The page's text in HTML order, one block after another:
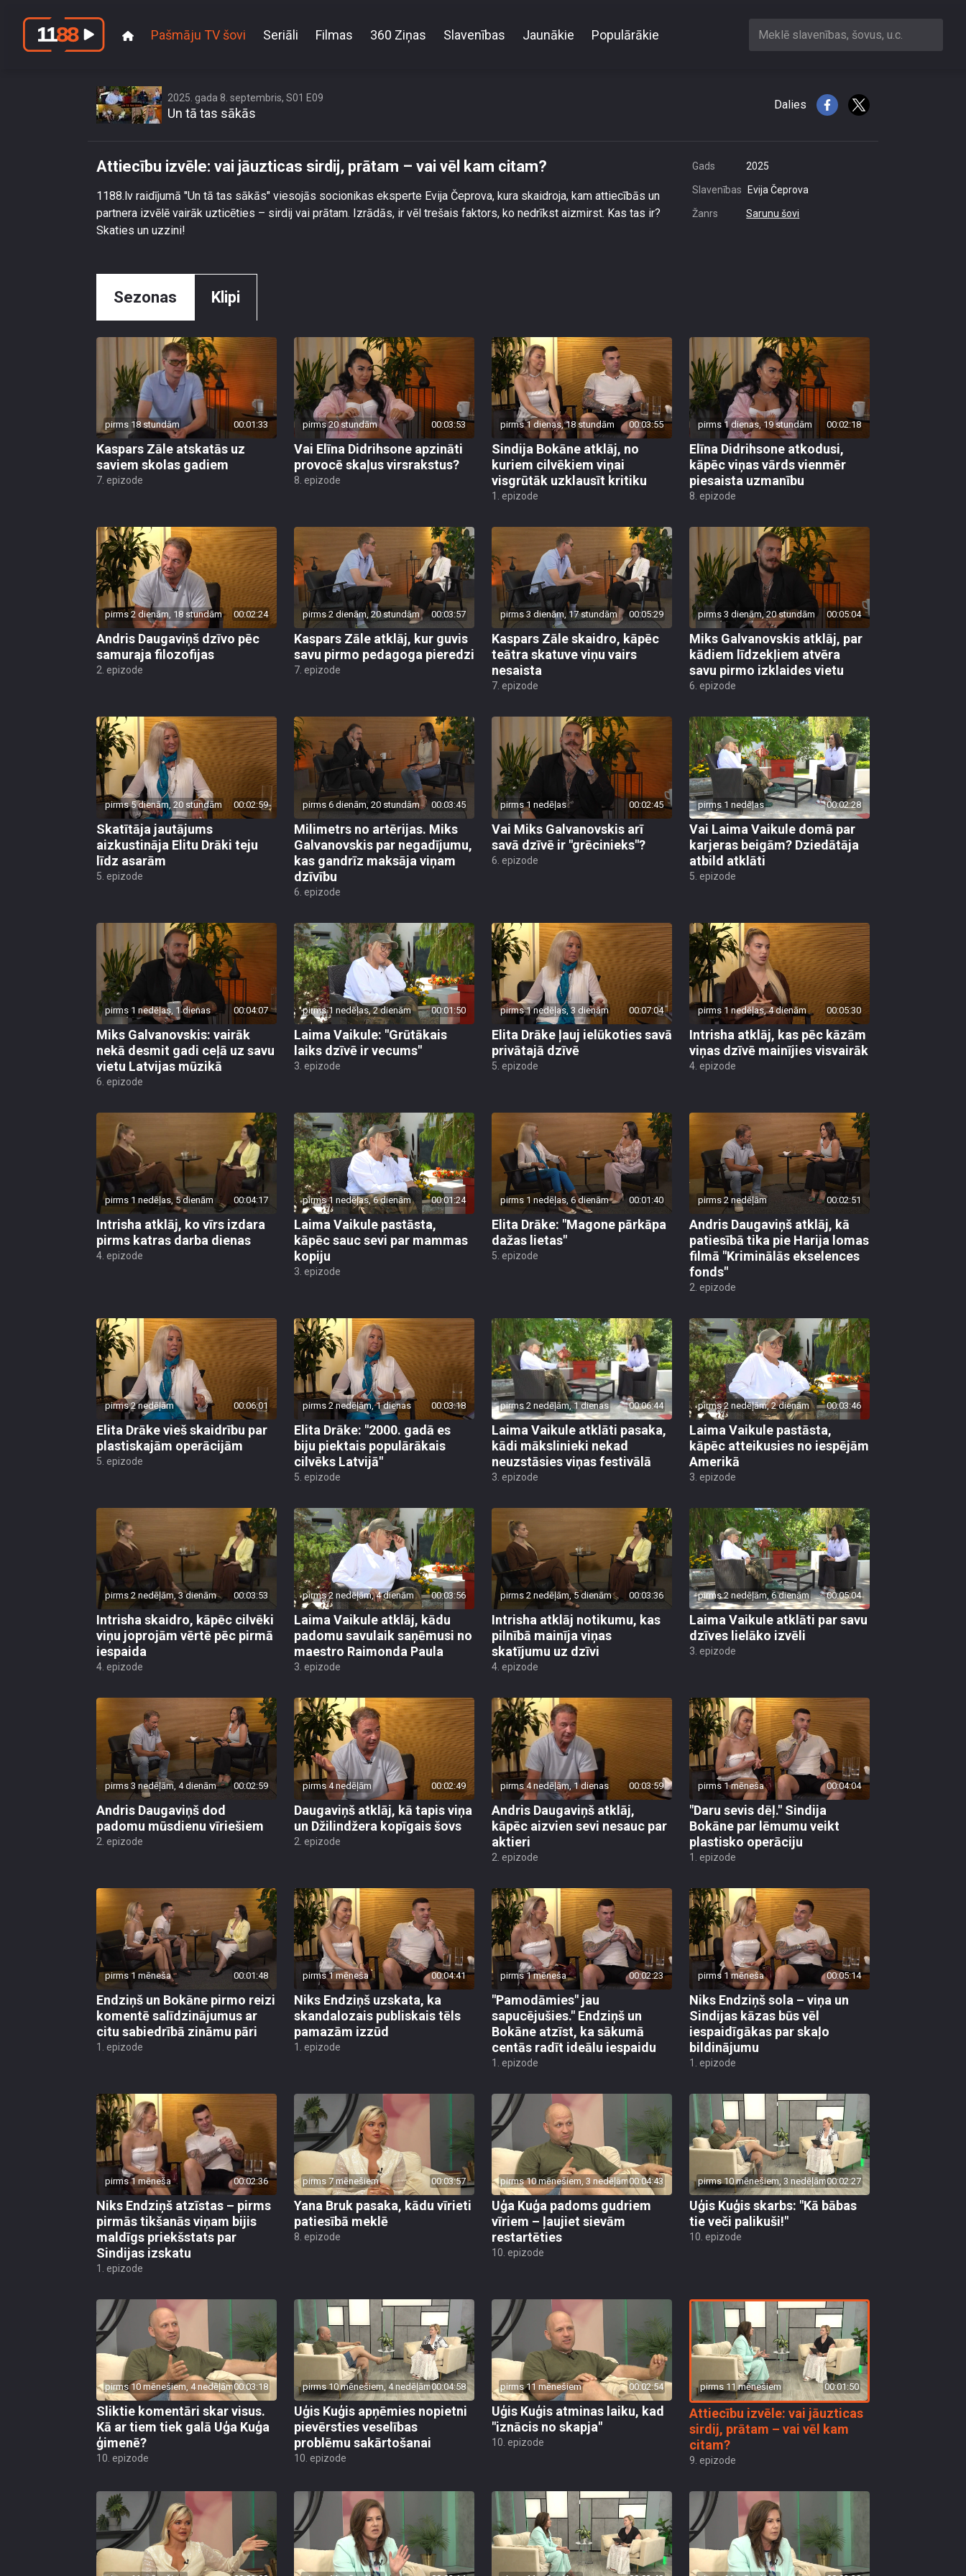
Pašmāju TV šovi Seriāli Filmas 360 Ziņas Slavenības Jaunākie Populārākie Meklē slavenības, šovus, u.c.
2025. gada 8. septembris, S01 E09
Un tā tas sākās
Dalies
Attiecību izvēle: vai jāuzticas sirdij, prātam – vai vēl kam citam?
1188.lv raidījumā "Un tā tas sākās" viesojās socionikas eksperte Evija Čeprova, kura skaidroja, kam attiecībās un
partnera izvēlē vairāk uzticēties – sirdij vai prātam. Izrādās, ir vēl trešais faktors, ko nedrīkst aizmirst. Kas tas ir?
Skaties un uzzini!
Gads 2025
Slavenības Evija Čeprova
Žanrs Sarunu šovi
Sezonas Klipi
pirms 18 stundām 00:01:33
Kaspars Zāle atskatās uz
saviem skolas gadiem
7. epizode
pirms 20 stundām 00:03:53
Vai Elīna Didrihsone apzināti
provocē skaļus virsrakstus?
8. epizode
pirms 1 dienas, 18 stundām 00:03:55
Sindija Bokāne atklāj, no
kuriem cilvēkiem viņai
visgrūtāk uzklausīt kritiku
1. epizode
pirms 1 dienas, 19 stundām 00:02:18
Elīna Didrihsone atkodusi,
kāpēc viņas vārds vienmēr
piesaista uzmanību
8. epizode
pirms 2 dienām, 18 stundām 00:02:24
Andris Daugaviņš dzīvo pēc
samuraja filozofijas
2. epizode
pirms 2 dienām, 20 stundām 00:03:57
Kaspars Zāle atklāj, kur guvis
savu pirmo pedagoga pieredzi
7. epizode
pirms 3 dienām, 17 stundām 00:05:29
Kaspars Zāle skaidro, kāpēc
teātra skatuve viņu vairs
nesaista
7. epizode
pirms 3 dienām, 20 stundām 00:05:04
Miks Galvanovskis atklāj, par
kādiem līdzekļiem atvēra
savu pirmo izklaides vietu
6. epizode
pirms 5 dienām, 20 stundām 00:02:59
Skatītāja jautājums
aizkustināja Elitu Drāki teju
līdz asarām
5. epizode
pirms 6 dienām, 20 stundām 00:03:45
Milimetrs no artērijas. Miks
Galvanovskis par negadījumu,
kas gandrīz maksāja viņam
dzīvību
6. epizode
pirms 1 nedēļas 00:02:45
Vai Miks Galvanovskis arī
savā dzīvē ir "grēcinieks"?
6. epizode
pirms 1 nedēļas 00:02:28
Vai Laima Vaikule domā par
karjeras beigām? Dziedātāja
atbild atklāti
5. epizode
pirms 1 nedēļas, 1 dienas 00:04:07
Miks Galvanovskis: vairāk
nekā desmit gadi ceļā uz savu
vietu Latvijas mūzikā
6. epizode
pirms 1 nedēļas, 2 dienām 00:01:50
Laima Vaikule: "Grūtākais
laiks dzīvē ir vecums"
3. epizode
pirms 1 nedēļas, 3 dienām 00:07:04
Elita Drāke ļauj ielūkoties savā
privātajā dzīvē
5. epizode
pirms 1 nedēļas, 4 dienām 00:05:30
Intrisha atklāj, kas pēc kāzām
viņas dzīvē mainījies visvairāk
4. epizode
pirms 1 nedēļas, 5 dienām 00:04:17
Intrisha atklāj, ko vīrs izdara
pirms katras darba dienas
4. epizode
pirms 1 nedēļas, 6 dienām 00:01:24
Laima Vaikule pastāsta,
kāpēc sauc sevi par mammas
kopiju
3. epizode
pirms 1 nedēļas, 6 dienām 00:01:40
Elita Drāke: "Magone pārkāpa
dažas lietas"
5. epizode
pirms 2 nedēļām 00:02:51
Andris Daugaviņš atklāj, kā
patiesībā tika pie Harija lomas
filmā "Kriminālās ekselences
fonds"
2. epizode
pirms 2 nedēļām 00:06:01
Elita Drāke vieš skaidrību par
plastiskajām operācijām
5. epizode
pirms 2 nedēļām, 1 dienas 00:03:18
Elita Drāke: "2000. gadā es
biju piektais populārākais
cilvēks Latvijā"
5. epizode
pirms 2 nedēļām, 1 dienas 00:06:44
Laima Vaikule atklāti pasaka,
kādi mākslinieki nekad
neuzstāsies viņas festivālā
3. epizode
pirms 2 nedēļām, 2 dienām 00:03:46
Laima Vaikule pastāsta,
kāpēc atteikusies no iespējām
Amerikā
3. epizode
pirms 2 nedēļām, 3 dienām 00:03:53
Intrisha skaidro, kāpēc cilvēki
viņu joprojām vērtē pēc pirmā
iespaida
4. epizode
pirms 2 nedēļām, 4 dienām 00:03:56
Laima Vaikule atklāj, kādu
padomu savulaik saņēmusi no
maestro Raimonda Paula
3. epizode
pirms 2 nedēļām, 5 dienām 00:03:36
Intrisha atklāj notikumu, kas
pilnībā mainīja viņas
skatījumu uz dzīvi
4. epizode
pirms 2 nedēļām, 6 dienām 00:05:04
Laima Vaikule atklāti par savu
dzīves lielāko izvēli
3. epizode
pirms 3 nedēļām, 4 dienām 00:02:59
Andris Daugaviņš dod
padomu mūsdienu vīriešiem
2. epizode
pirms 4 nedēļām 00:02:49
Daugaviņš atklāj, kā tapis viņa
un Džilindžera kopīgais šovs
2. epizode
pirms 4 nedēļām, 1 dienas 00:03:59
Andris Daugaviņš atklāj,
kāpēc aizvien sevi nesauc par
aktieri
2. epizode
pirms 1 mēneša 00:04:04
"Daru sevis dēļ." Sindija
Bokāne par lēmumu veikt
plastisko operāciju
1. epizode
pirms 1 mēneša 00:01:48
Endziņš un Bokāne pirmo reizi
komentē salīdzinājumus ar
citu sabiedrībā zināmu pāri
1. epizode
pirms 1 mēneša 00:04:41
Niks Endziņš uzskata, ka
skandalozais publiskais tēls
pamazām izzūd
1. epizode
pirms 1 mēneša 00:02:23
"Pamodāmies" jau
sapucējušies." Endziņš un
Bokāne atzīst, ka sākumā
centās radīt ideālu iespaidu
1. epizode
pirms 1 mēneša 00:05:14
Niks Endziņš sola – viņa un
Sindijas kāzas būs vēl
iespaidīgākas par skaļo
bildinājumu
1. epizode
pirms 1 mēneša 00:02:36
Niks Endziņš atzīstas – pirms
pirmās tikšanās viņam bijis
maldīgs priekšstats par
Sindijas izskatu
1. epizode
pirms 7 mēnešiem 00:03:57
Yana Bruk pasaka, kādu vīrieti
patiesībā meklē
8. epizode
pirms 10 mēnešiem, 3 nedēļām00:04:43
Uģa Kuģa padoms gudriem
vīriem – ļaujiet sievām
restartēties
10. epizode
pirms 10 mēnešiem, 3 nedēļām00:02:27
Uģis Kuģis skarbs: "Kā bābas
tie veči palikuši!"
10. epizode
pirms 10 mēnešiem, 4 nedēļām00:03:18
Sliktie komentāri skar visus.
Kā ar tiem tiek galā Uģa Kuģa
ģimenē?
10. epizode
pirms 10 mēnešiem, 4 nedēļām00:04:58
Uģis Kuģis apņēmies nopietni
pievērsties veselības
problēmu sakārtošanai
10. epizode
pirms 11 mēnešiem 00:02:54
Uģis Kuģis atminas laiku, kad
"iznācis no skapja"
10. epizode
pirms 11 mēnešiem 00:01:50
Attiecību izvēle: vai jāuzticas
sirdij, prātam – vai vēl kam
citam?
9. epizode